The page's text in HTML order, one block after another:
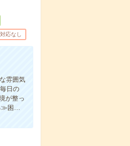
応なし
雰囲気
日の
が整っ
≫困…